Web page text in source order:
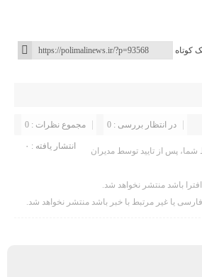
کوتاه
مجموع نظرات : 0 در انتظار بررسی : 0
انتشار یافته : ۰
پس از تایید توسط مدیران
باشد منتشر نخواهد شد.
یا غیر مرتبط با خبر باشد منتشر نخواهد شد.